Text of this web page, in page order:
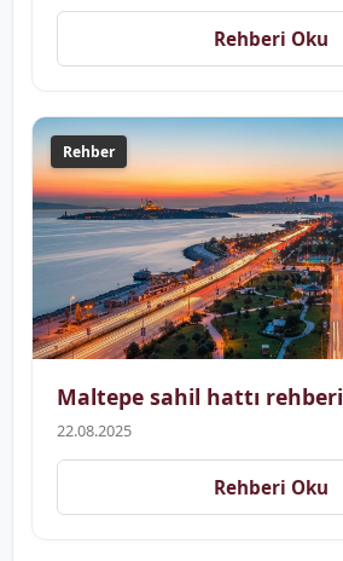
Rehberi Oku
Rehber
Maltepe sahil hattı rehberi
22.08.2025
Rehberi Oku